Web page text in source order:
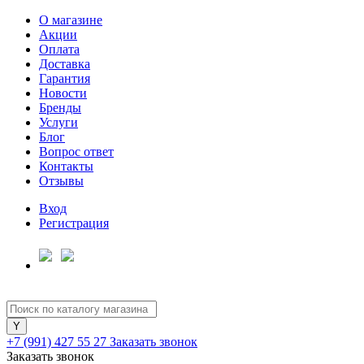
О магазине
Акции
Оплата
Доставка
Гарантия
Новости
Бренды
Услуги
Блог
Вопрос ответ
Контакты
Отзывы
Вход
Регистрация
+7 (991) 427 55 27 Заказать звонок
Заказать звонок
Для клиентов всех банков
Разбейте
оплатуна части
без переплат
График платежей
Сегодня
25%